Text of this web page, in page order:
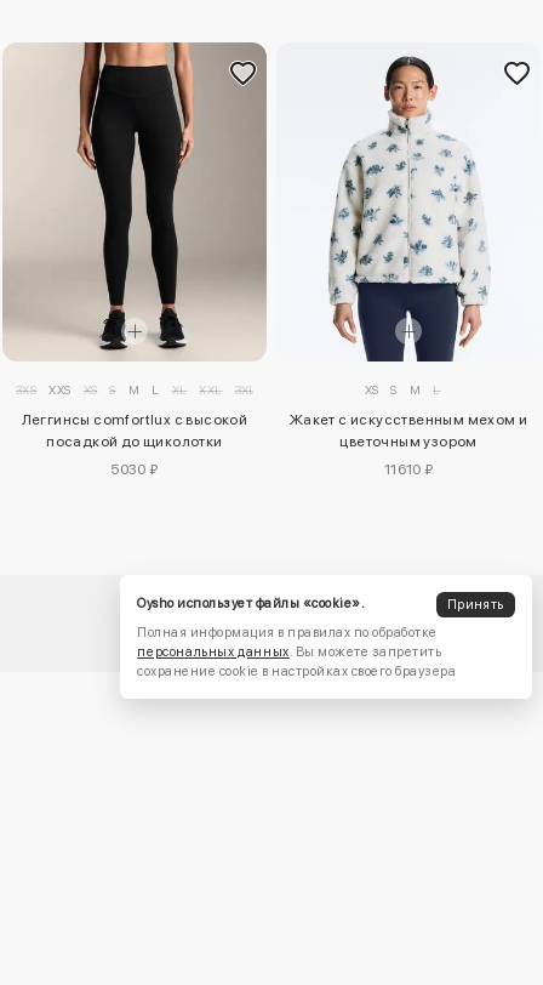
3XS XXS XS S M L XL XXL 3XL
Леггинсы comfortlux с высокой
посадкой до щиколотки
5030 ₽
XS S M L
Жакет с искусственным мехом и
цветочным узором
11610 ₽
Oysho использует файлы «cookie».
Принять
Полная информация в правилах по обработке
персональных данных. Вы можете запретить
сохранение cookie в настройках своего браузера